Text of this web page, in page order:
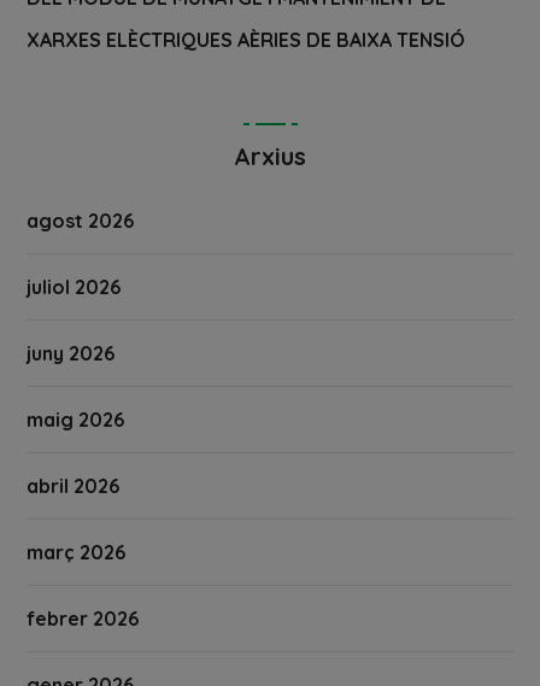
XARXES ELÈCTRIQUES AÈRIES DE BAIXA TENSIÓ
Arxius
agost 2026
juliol 2026
juny 2026
maig 2026
abril 2026
març 2026
febrer 2026